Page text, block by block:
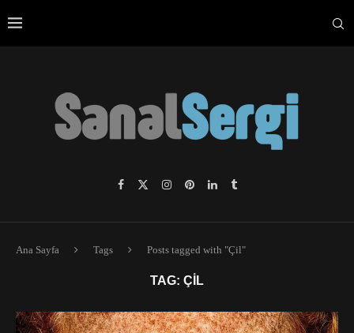
Ana Sayfa Tags Posts tagged with "Çil"
TAG: ÇIL